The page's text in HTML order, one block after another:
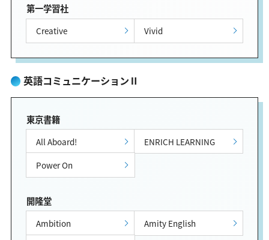
第一学習社
Creative Vivid
英語コミュニケーションⅡ
東京書籍
All Aboard!
ENRICH LEARNING
Power On
開隆堂
Ambition
Amity English